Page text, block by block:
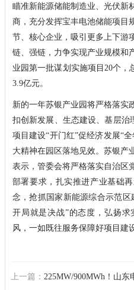
瞄准新能源储能制造业、光伏新
商，充分发挥宝丰电池储能项目
节、核心企业，吸引更多上下游
链、强链，力争实现产业规模和
业园第一批谋划实施项目20个，
3.9亿元。
新的一年苏银产业园将严格落实
扣创新发展、生态建设、基层治
项目建设“开门红”促经济发展“
大精神在园区落地见效。苏银产
表示，管委会将严格落实自治区
部署要求，扎实推进产业基础
念，抢抓国家新能源综合示范区
开局就是决战”的态度，弘扬
风，一如既往服务保障好项目建
上一篇： 225MW/900MWh！山